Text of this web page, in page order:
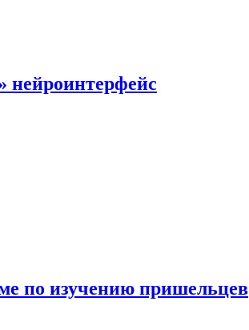
нейроинтерфейс
по изучению пришельцев